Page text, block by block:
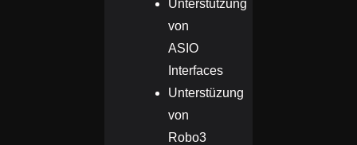
Unterstützung
von
ASIO
Interfaces
Unterstüzung
von
Robo3